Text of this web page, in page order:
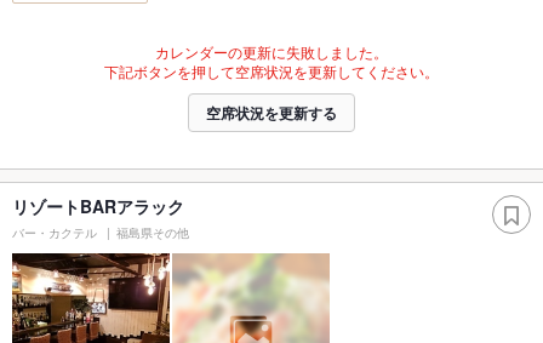
カレンダーの更新に失敗しました。
下記ボタンを押して空席状況を更新してください。
空席状況を更新する
リゾートBARアラック
バー・カクテル 福島県その他